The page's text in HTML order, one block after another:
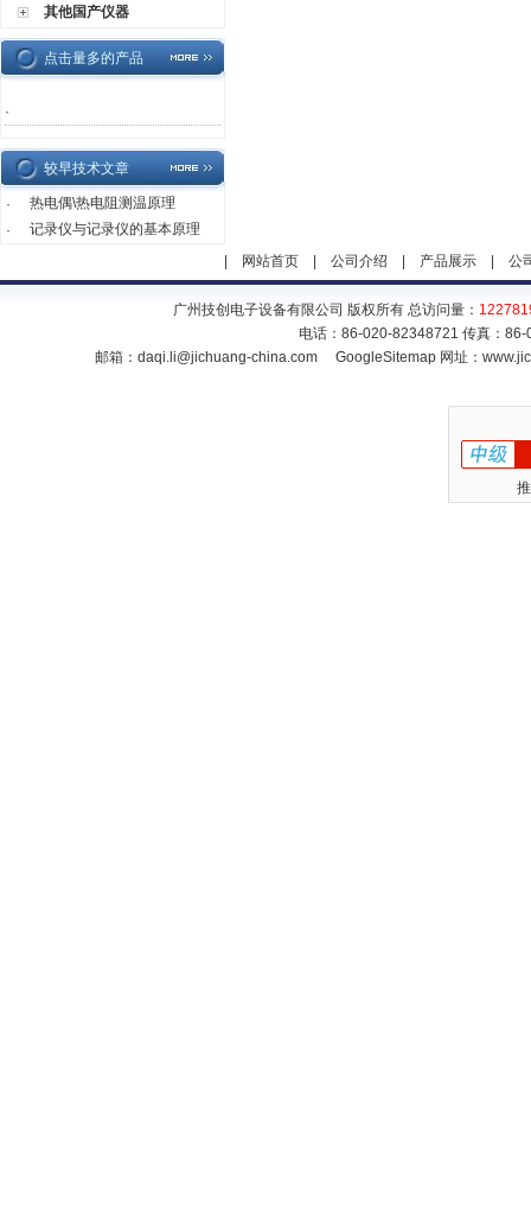
其他国产仪器
点击量多的产品
·
较早技术文章
·
热电偶\热电阻测温原理
·
记录仪与记录仪的基本原理
网站首页| 公司介绍 产品展示| 公
广州技创电子设备有限公司 版权所有 总访问量：
电话：86-020-82348721 传真：
邮箱： daqi.li@jichuang-china.com GoogleSitemap 网址：